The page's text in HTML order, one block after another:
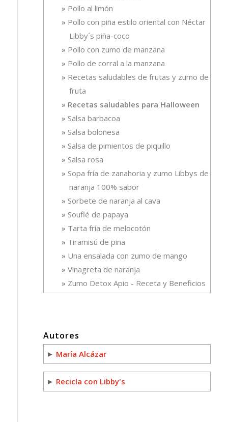
Pollo al limón
Pollo con piña estilo oriental con Néctar
Libby´s piña-coco
Pollo con zumo de manzana
Pollo de corral a la manzana
Recetas saludables de frutas y zumo de
fruta
Recetas saludables para Halloween
Salsa barbacoa
Salsa boloñesa
Salsa de pimientos de piquillo
Salsa rosa
Sopa fría de zanahoria y zumo Libbys de
naranja 100% sabor
Sorbete de naranja al cava
Souflé de papaya
Tarta fría de melocotón
Tiramisú de piña
Una ensalada con zumo de mango
Vinagreta de naranja
Zumo Detox Apio - Receta y Beneficios
Autores
► María Alcázar
► Recicla con Libby's